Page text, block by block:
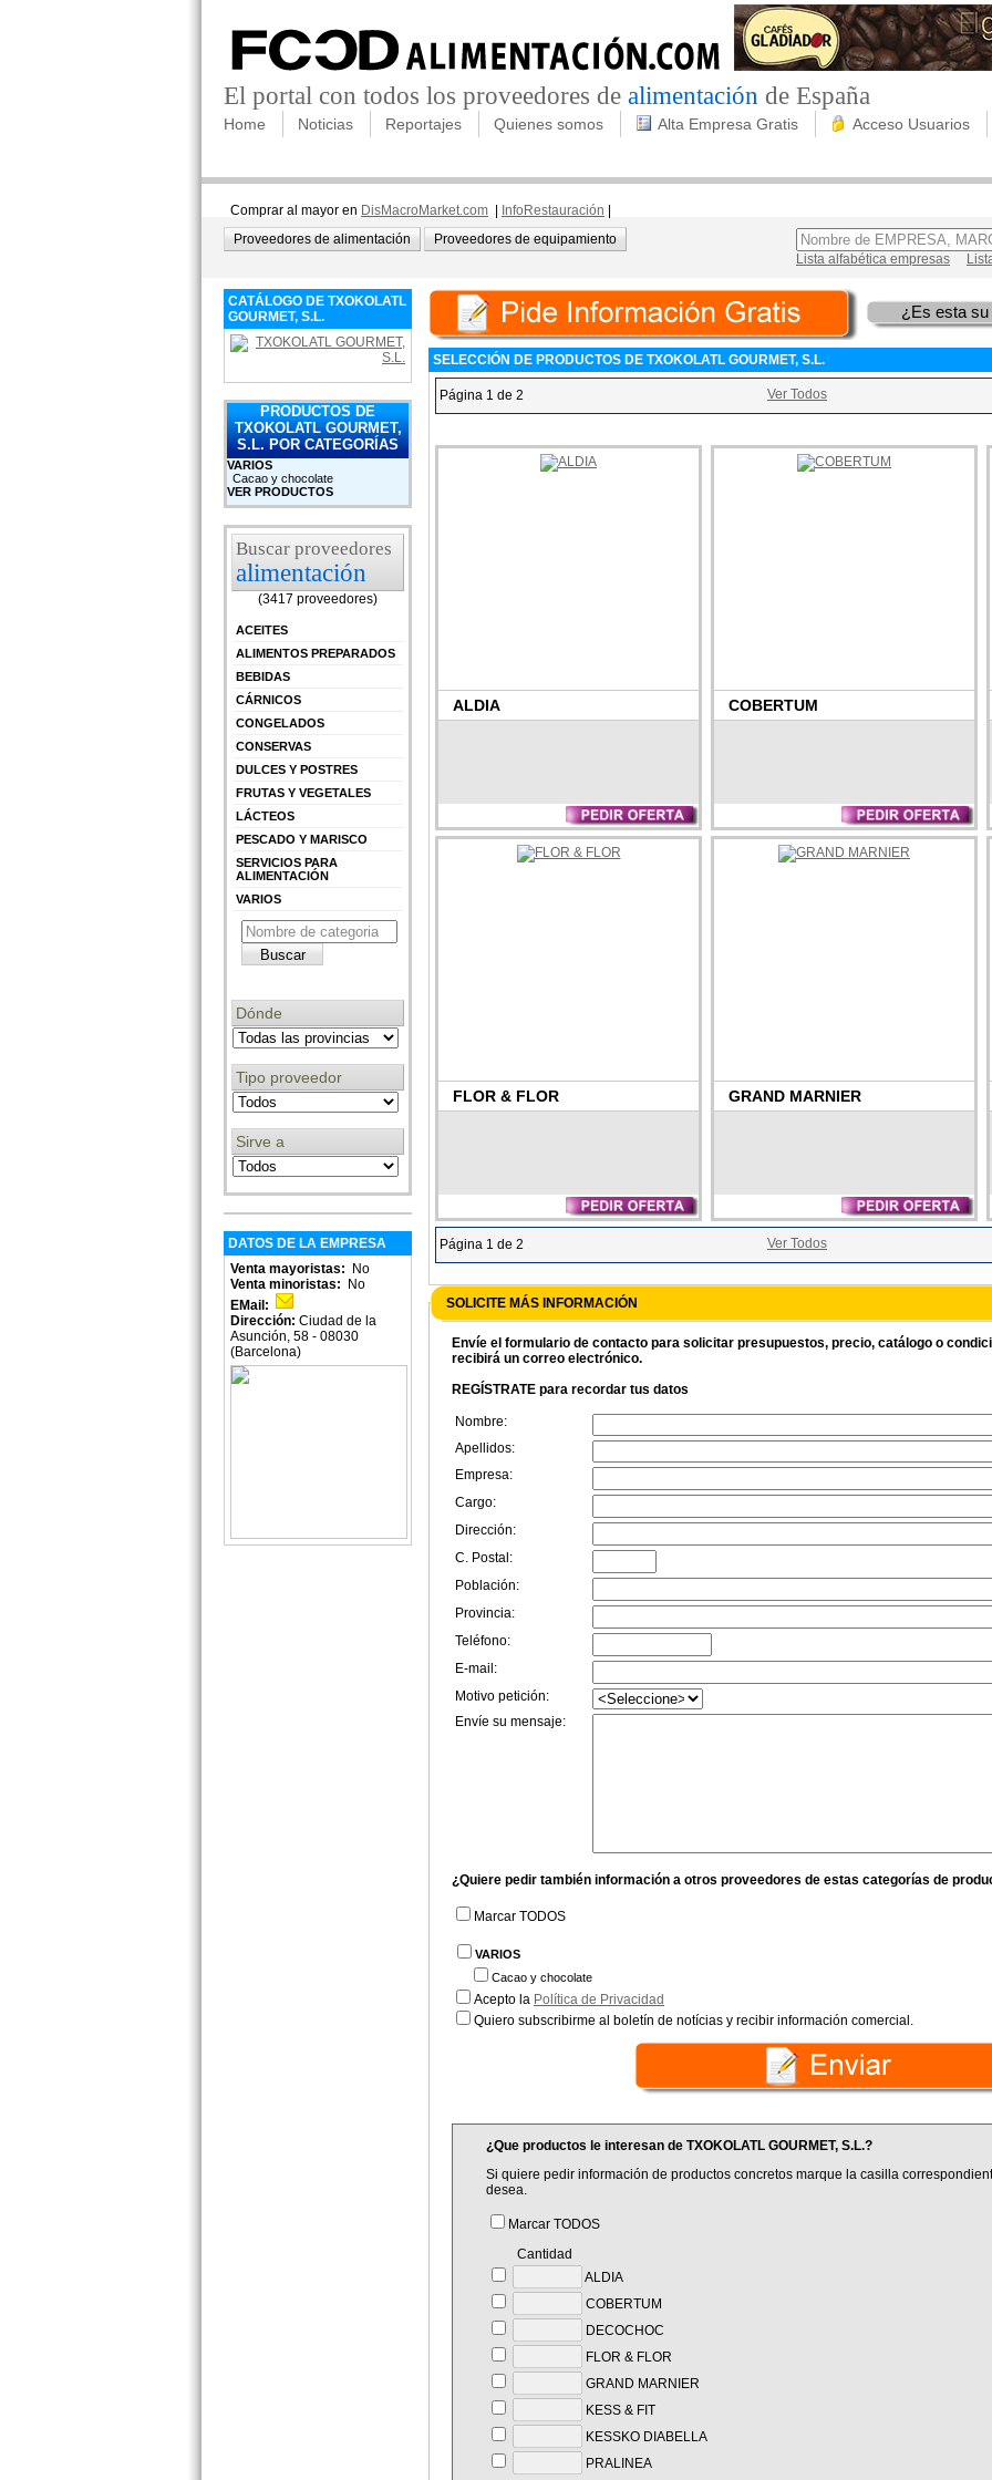
El portal con todos los proveedores de alimentación de España
Home Noticias Reportajes Quienes somos Alta Empresa Gratis Acceso Usuarios
Comprar al mayor en DisMacroMarket.com InfoRestauración
Proveedores de alimentación
Proveedores de equipamiento
Lista alfabética empresas
CATÁLOGO DE TXOKOLATL
GOURMET, S.L.
PRODUCTOS DE
TXOKOLATL GOURMET,
S.L. POR CATEGORÍAS
VARIOS
Cacao y chocolate
VER PRODUCTOS
Buscar proveedores
alimentación
(3417 proveedores)
ACEITES
ALIMENTOS PREPARADOS
BEBIDAS
CÁRNICOS
CONGELADOS
CONSERVAS
DULCES Y POSTRES
FRUTAS Y VEGETALES
LÁCTEOS
PESCADO Y MARISCO
SERVICIOS PARA
ALIMENTACIÓN
VARIOS
Dónde
Tipo proveedor
Sirve a
DATOS DE LA EMPRESA
Venta mayoristas:
No
Venta minoristas:
No
EMail:
Dirección: Ciudad de la
Asunción, 58 - 08030
(Barcelona)
¿Es esta
SELECCIÓN DE PRODUCTOS DE TXOKOLATL GOURMET, S.L.
Página 1 de 2 Ver Todos
ALDIA COBERTUM
FLOR & FLOR GRAND MARNIER
Página 1 de 2 Ver Todos
SOLICITE MÁS INFORMACIÓN
Envíe el formulario de contacto para solicitar presupuestos, precio, catálogo o
recibirá un correo electrónico.
REGÍSTRATE para recordar tus datos
Nombre:
Apellidos:
Empresa:
Cargo:
Dirección:
C. Postal:
Población:
Provincia:
Teléfono:
E-mail:
Motivo petición:
Envíe su mensaje:
¿Quiere pedir también información a otros proveedores de estas categorías de
Marcar TODOS
VARIOS
Cacao y chocolate
Acepto la Política de Privacidad
Quiero subscribirme al boletín de notícias y recibir información comercial.
¿Que productos le interesan de TXOKOLATL GOURMET, S.L.?
Si quiere pedir información de productos concretos marque la casilla
desea.
Marcar TODOS
Cantidad
ALDIA
COBERTUM
DECOCHOC
FLOR & FLOR
GRAND MARNIER
KESS & FIT
KESSKO DIABELLA
PRALINEA